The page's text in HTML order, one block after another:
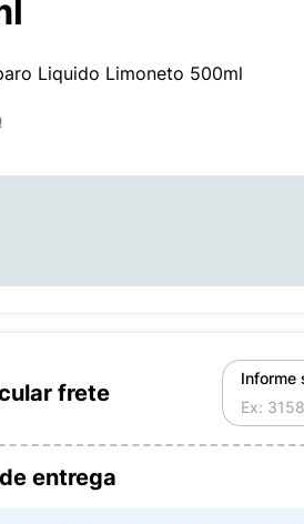
Liquido Limoneto 500ml
frete
Informe
entrega